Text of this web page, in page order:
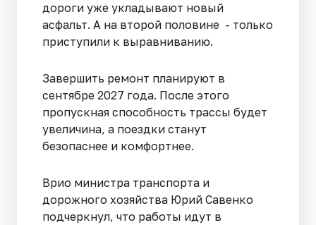
дороги уже укладывают новый
асфальт. А на второй половине - только
приступили к выравниванию.
Завершить ремонт планируют в
сентябре 2027 года. После этого
пропускная способность трассы будет
увеличина, а поездки станут
безопаснее и комфортнее.
Врио министра транспорта и
дорожного хозяйства Юрий Савенко
подчеркнул, что работы идут в